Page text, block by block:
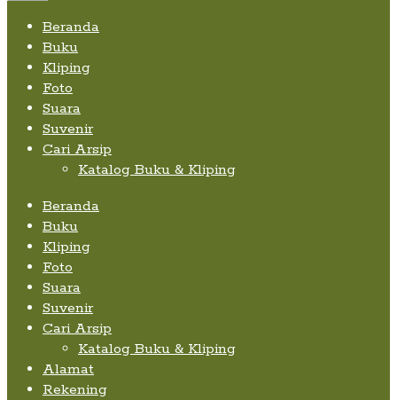
Beranda
Buku
Kliping
Foto
Suara
Suvenir
Cari Arsip
Katalog Buku & Kliping
Beranda
Buku
Kliping
Foto
Suara
Suvenir
Cari Arsip
Katalog Buku & Kliping
Alamat
Rekening